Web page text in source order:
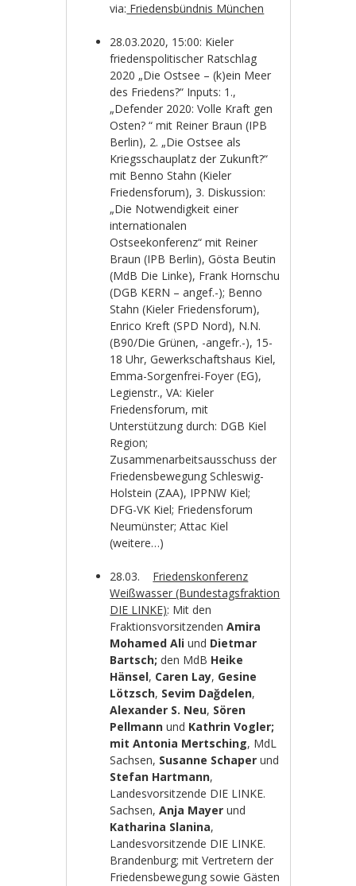
via: Friedensbündnis München
28.03.2020, 15:00: Kieler
friedenspolitischer Ratschlag
2020 „Die Ostsee – (k)ein Meer
des Friedens?“ Inputs: 1.,
„Defender 2020: Volle Kraft gen
Osten? “ mit Reiner Braun (IPB
Berlin), 2. „Die Ostsee als
Kriegsschauplatz der Zukunft?“
mit Benno Stahn (Kieler
Friedensforum), 3. Diskussion:
„Die Notwendigkeit einer
internationalen
Ostseekonferenz“ mit Reiner
Braun (IPB Berlin), Gösta Beutin
(MdB Die Linke), Frank Hornschu
(DGB KERN – angef.-); Benno
Stahn (Kieler Friedensforum),
Enrico Kreft (SPD Nord), N.N.
(B90/Die Grünen, -angefr.-), 15-
18 Uhr, Gewerkschaftshaus Kiel,
Emma-Sorgenfrei-Foyer (EG),
Legienstr., VA: Kieler
Friedensforum, mit
Unterstützung durch: DGB Kiel
Region;
Zusammenarbeitsausschuss der
Friedensbewegung Schleswig-
Holstein (ZAA), IPPNW Kiel;
DFG-VK Kiel; Friedensforum
Neumünster; Attac Kiel
(weitere…)
28.03. Friedenskonferenz
Weißwasser (Bundestagsfraktion
DIE LINKE): Mit den
FraktionsvorsitzendenAmira
Mohamed Ali und Dietmar
Bartsch;den MdB Heike
Hänsel, Caren Lay, Gesine
Lötzsch, Sevim Dağdelen,
Alexander S. Neu, Sören
Pellmann und Kathrin Vogler;
mitAntonia Mertsching, MdL
Sachsen, Susanne Schaper und
Stefan Hartmann,
Landesvorsitzende DIE LINKE.
Sachsen,Anja Mayer und
Katharina Slanina,
Landesvorsitzende DIE LINKE.
Brandenburg; mit Vertretern der
Friedensbewegung sowie Gästen